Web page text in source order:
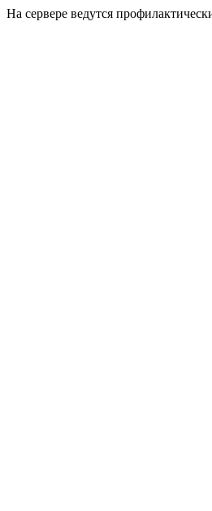
На сервере ведутся